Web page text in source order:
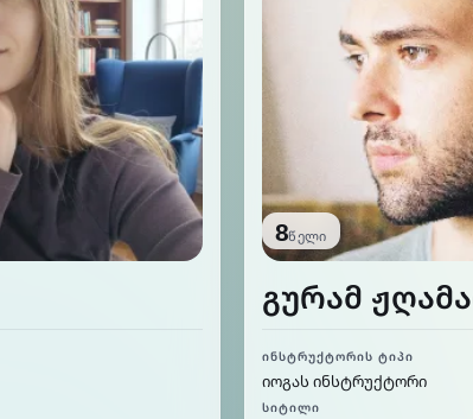
8წელი
გურამ
ᲘᲜᲡᲢᲠᲣᲥᲢᲝᲠᲘᲡ ᲢᲘᲞᲘ
იოგას ინსტრუქტორი
ᲡᲘᲢᲘᲚᲘ